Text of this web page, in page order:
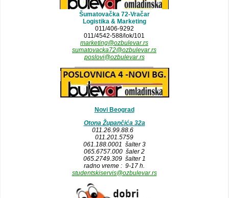
Šumatovačka 72-Vračar
Logistika & Marketing
011/406-9292
011/4542-588/lok/101
marketing@ozbulevar.rs
sumatovacka72@ozbulevar.rs
poslovi@ozbulevar.rs
Novi Beograd
Otona Župančića 32a
011.26.99.88.6
011.201.5759
061.188.0001 šalter 3
065.6757.000 šaler 2
065.2749.309 šalter 1
radno vreme : 9-17 h.
studentskiservis@ozbulevar.rs